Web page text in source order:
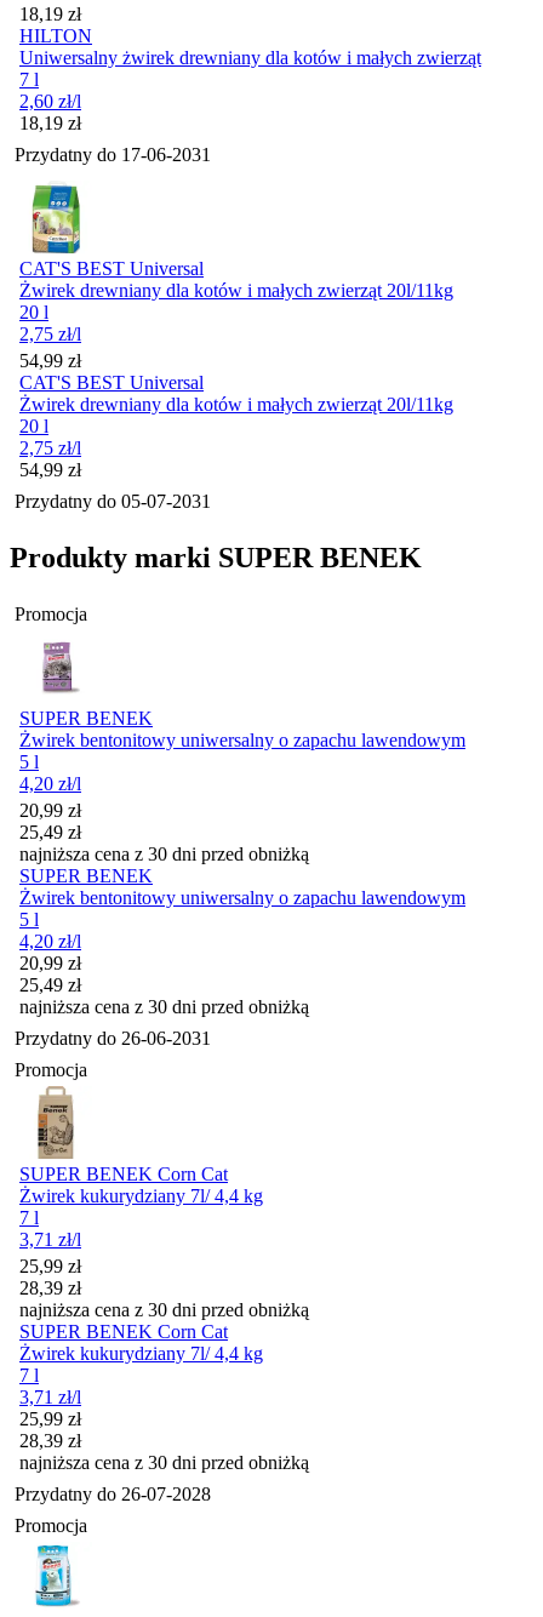
Cena
18,19 zł
HILTON
Uniwersalny żwirek drewniany dla kotów i małych zwierząt
7 l
2,60 zł/l
Cena
18,19 zł
Przydatny do 17-06-2031
CAT'S BEST Universal
Żwirek drewniany dla kotów i małych zwierząt 20l/11kg
20 l
2,75 zł/l
Cena
54,99 zł
CAT'S BEST Universal
Żwirek drewniany dla kotów i małych zwierząt 20l/11kg
20 l
2,75 zł/l
Cena
54,99 zł
Przydatny do 05-07-2031
Produkty marki SUPER BENEK
Promocja
SUPER BENEK
Żwirek bentonitowy uniwersalny o zapachu lawendowym
5 l
4,20 zł/l
Cena promocyjna
20,99 zł
25,49 zł
najniższa cena z 30 dni przed obniżką
SUPER BENEK
Żwirek bentonitowy uniwersalny o zapachu lawendowym
5 l
4,20 zł/l
Cena promocyjna
20,99 zł
25,49 zł
najniższa cena z 30 dni przed obniżką
Przydatny do 26-06-2031
Promocja
SUPER BENEK Corn Cat
Żwirek kukurydziany 7l/ 4,4 kg
7 l
3,71 zł/l
Cena promocyjna
25,99 zł
28,39 zł
najniższa cena z 30 dni przed obniżką
SUPER BENEK Corn Cat
Żwirek kukurydziany 7l/ 4,4 kg
7 l
3,71 zł/l
Cena promocyjna
25,99 zł
28,39 zł
najniższa cena z 30 dni przed obniżką
Przydatny do 26-07-2028
Promocja